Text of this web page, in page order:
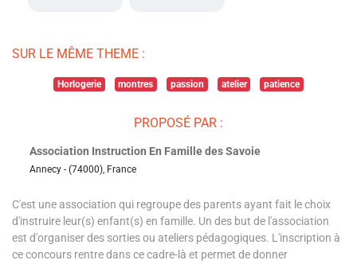
SUR LE MÊME THEME :
Horlogerie montres passion atelier patience
PROPOSÉ PAR :
Association Instruction En Famille des Savoie
Annecy - (74000), France
C'est une association qui regroupe des parents ayant fait le choix
d'instruire leur(s) enfant(s) en famille. Un des but de l'association
est d'organiser des sorties ou ateliers pédagogiques. L'inscription à
ce concours rentre dans ce cadre-là et permet de donner